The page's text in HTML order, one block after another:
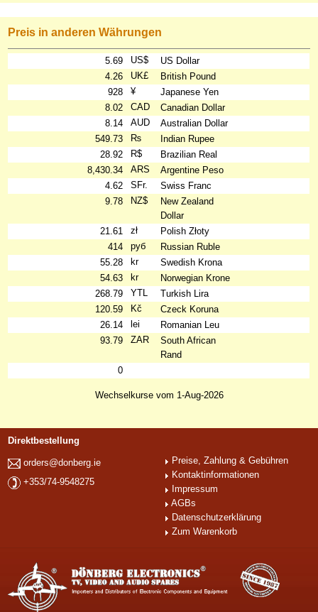
Preis in anderen Währungen
5.69 US$
US Dollar
4.26
UK£
British Pound
928
¥
Japanese Yen
8.02
CAD
Canadian Dollar
8.14
AUD
Australian Dollar
549.73
₨
Indian Rupee
28.92
R$
Brazilian Real
8,430.34
ARS
Argentine Peso
4.62
SFr.
Swiss Franc
9.78
NZ$
New Zealand
Dollar
21.61
zł
Polish Złoty
414
руб
Russian Ruble
55.28
kr
Swedish Krona
54.63
kr
Norwegian Krone
268.79
YTL
Turkish Lira
120.59
Kč
Czeck Koruna
26.14
lei
Romanian Leu
93.79
ZAR
South African
Rand
0
Wechselkurse vom 1-Aug-2026
Direktbestellung
orders@donberg.ie
+353/74-9548275
Preise, Zahlung & Gebühren
Kontaktinformationen
Impressum
AGBs
Datenschutzerklärung
Zum Warenkorb